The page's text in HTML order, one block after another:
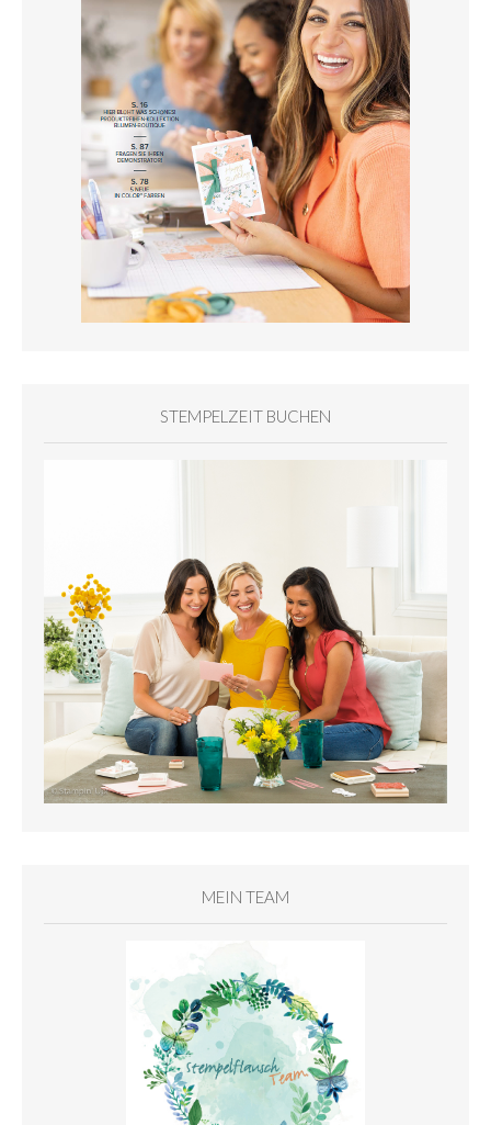
STEMPELZEIT BUCHEN
MEIN TEAM